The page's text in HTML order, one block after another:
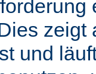
zeigt
und